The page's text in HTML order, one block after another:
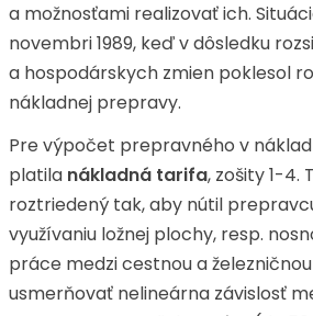
a možnosťami realizovať ich.
novembri 1989, keď v dôsledku
a hospodárskych zmien poklesol
nákladnej prepravy.
Pre výpočet prepravného v
platila nákladná tarifa, zošity 1-4.
roztriedený tak, aby nútil
využívaniu ložnej plochy, resp.
práce medzi cestnou a
usmerňovať nelineárna závislosť